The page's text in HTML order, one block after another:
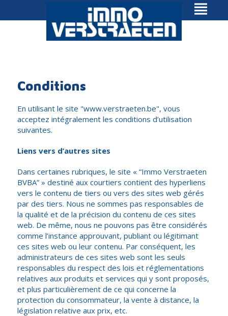
Conditions
En utilisant le site "www.verstraeten.be", vous
acceptez intégralement les conditions d’utilisation
suivantes.
Liens vers d’autres sites
Dans certaines rubriques, le site « “Immo Verstraeten
BVBA” » destiné aux courtiers contient des hyperliens
vers le contenu de tiers ou vers des sites web gérés
par des tiers. Nous ne sommes pas responsables de
la qualité et de la précision du contenu de ces sites
web. De même, nous ne pouvons pas être considérés
comme l’instance approuvant, publiant ou légitimant
ces sites web ou leur contenu. Par conséquent, les
administrateurs de ces sites web sont les seuls
responsables du respect des lois et réglementations
relatives aux produits et services qui y sont proposés,
et plus particulièrement de ce qui concerne la
protection du consommateur, la vente à distance, la
législation relative aux prix, etc.